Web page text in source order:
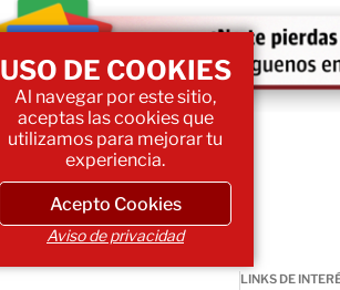
LINKS DE
USO DE COOKIES
Al navegar por este sitio,
aceptas las cookies que
utilizamos para mejorar tu
experiencia.
Acepto Cookies
Aviso de privacidad